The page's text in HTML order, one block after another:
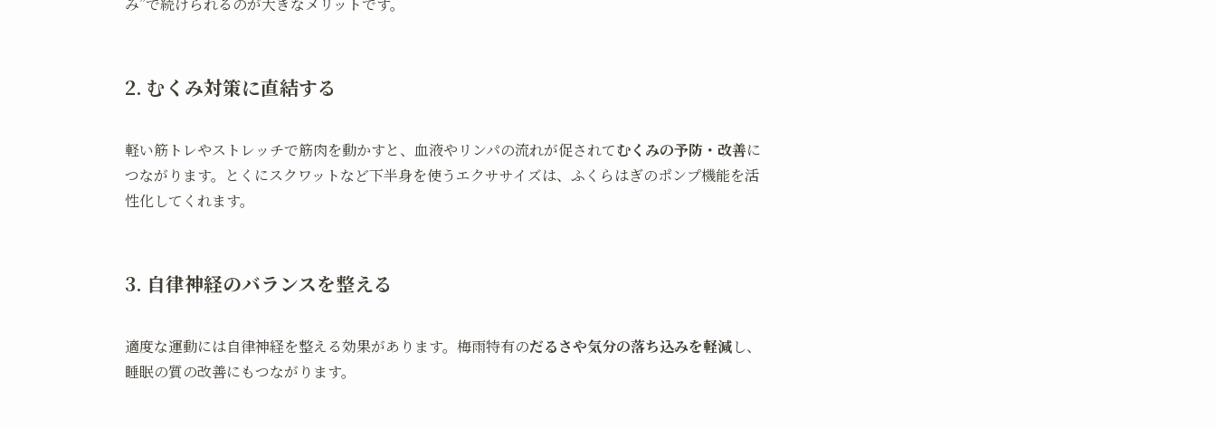
み”で続けられるのが大きなメリットです。
2. むくみ対策に直結する
軽い筋トレやストレッチで筋肉を動かすと、血液やリンパの流れが促されてむくみの予防・改善に
つながります。とくにスクワットなど下半身を使うエクササイズは、ふくらはぎのポンプ機能を活
性化してくれます。
3. 自律神経のバランスを整える
適度な運動には自律神経を整える効果があります。梅雨特有のだるさや気分の落ち込みを軽減し、
睡眠の質の改善にもつながります。